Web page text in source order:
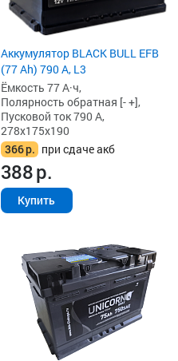
Аккумулятор BLACK BULL EFB
(77 Ah) 790 А, L3
Ёмкость 77 А·ч,
Полярность обратная [- +],
Пусковой ток 790 А,
278x175x190
366р. при сдаче акб
388р.
Купить